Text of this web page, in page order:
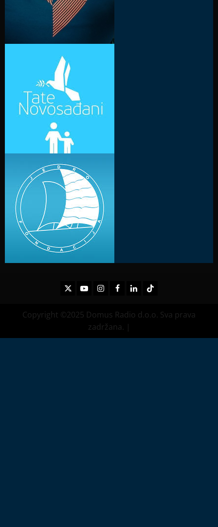
TwitterYoutubeInstagramFacebook
LinkedInTikTok
Copyright ©2025 Domus Radio d.o.o. Sva prava
zadržana. |